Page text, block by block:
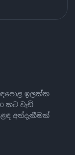
ඉලක්ක
කට වැඩි
අත්දැකීමක්